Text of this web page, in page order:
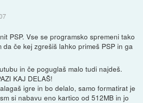
PSP. Vse se programsko spremeni tako
če kej zgrešiš lahko primeš PSP in ga
in če poguglaš malo tudi najdeš.
KAJ DELAŠ!
igre in bo delalo, samo formatirat je
si nabavu eno kartico od 512MB in jo